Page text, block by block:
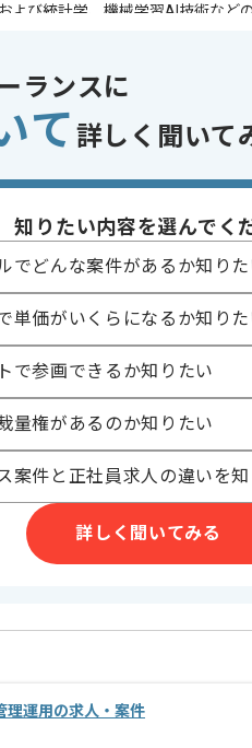
よび統計学、機械学習AI技術など
機械学習、自然言語処理などいず
ング、消費者行動論などの基礎知識
お持ちであれば申し込み可能なケースも
社製品開発
代活躍中 , リーダー経験を活かす ,
ンチャー企業
ースや、
おこなっている企業です。
ることができるため、
。
ランスに
て 詳しく聞いて
知りたい内容を選んでく
でどんな案件があるか知りた
単価がいくらになるか知りた
で参画できるか知りたい
量権があるのか知りたい
案件と正社員求人の違いを
詳しく聞いてみる
理運用の求人・案件